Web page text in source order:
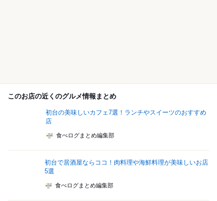
このお店の近くのグルメ情報まとめ
初台の美味しいカフェ7選！ランチやスイーツのおすすめ
店
食べログまとめ編集部
初台で居酒屋ならココ！肉料理や海鮮料理が美味しいお店
5選
食べログまとめ編集部